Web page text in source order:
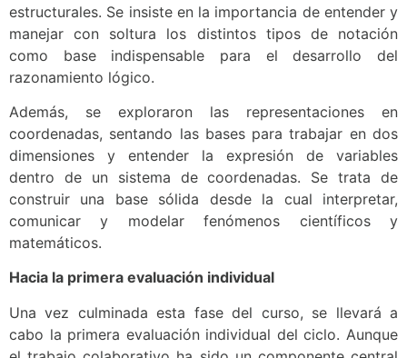
estructurales. Se insiste en la importancia de entender y
manejar con soltura los distintos tipos de notación
como base indispensable para el desarrollo del
razonamiento lógico.
Además, se exploraron las representaciones en
coordenadas, sentando las bases para trabajar en dos
dimensiones y entender la expresión de variables
dentro de un sistema de coordenadas. Se trata de
construir una base sólida desde la cual interpretar,
comunicar y modelar fenómenos científicos y
matemáticos.
Hacia la primera evaluación individual
Una vez culminada esta fase del curso, se llevará a
cabo la primera evaluación individual del ciclo. Aunque